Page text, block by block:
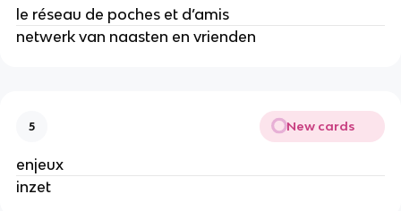
le réseau de poches et d’amis
netwerk van naasten en vrienden
5 New cards
enjeux
inzet